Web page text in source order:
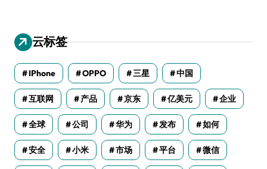
云标签
IPhone OPPO 三星 中国
互联网 产品 京东 亿美元 企业
全球 公司 华为 发布 如何
安全 小米 市场 平台 微信